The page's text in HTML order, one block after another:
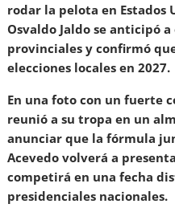
rodar la pelota en Estados
Osvaldo Jaldo se anticipó
provinciales y confirmó
elecciones locales en 2027.
En una foto con un fuerte
reunió a su tropa en un
anunciar que la fórmula
Acevedo volverá a
competirá en una fecha
presidenciales nacionales.